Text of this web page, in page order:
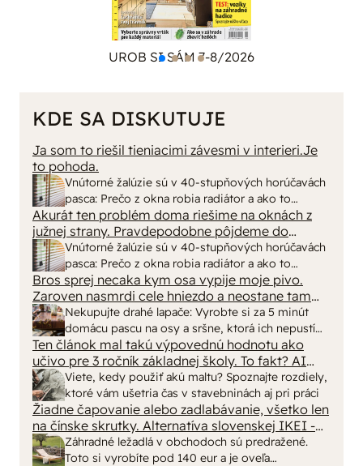
UROB SI SÁM 7-8/2026
Vnútorné žalúzie sú v 40-stupňových horúčavách
pasca: Prečo z okna robia radiátor a ako to
vyriešiť za pár eur?
to pohoda.
Vnútorné žalúzie sú v 40-stupňových horúčavách
pasca: Prečo z okna robia radiátor a ako to
vyriešiť za pár eur?
Akurát ten problém doma riešime na oknách z
južnej strany. Pravdepodobne pôjdeme do
vonkajšieho tienenia na spôsob markízy
250x150cm. Čínsky predajcovia idú okolo 100
eur kus.
Nekupujte drahé lapače: Vyrobte si za 5 minút
domácu pascu na osy a sršne, ktorá ich nepustí
von
Bros sprej necaka kym osa vypije moje pivo.
Zaroven nasmrdi cele hniezdo a neostane tam
nic zive. Vasa pasca naucinke moc efektivne.
Skor pritiahne slimaky
Viete, kedy použiť akú maltu? Spoznajte rozdiely,
ktoré vám ušetria čas v stavebninách aj pri práci
Ten článok mal takú výpovednú hodnotu ako
učivo pre 3 ročník základnej školy. To fakt? AI
alebo nejaka kniha z VŠ? Dnešné rychlotvrdnuce
malty - pevnosť 40 Mpa a doba schnutia tak 15
minut , k tomu vodotesné s kryštálikou. A rozdiel
- schnutie a zretie. Nič?
Záhradné ležadlá v obchodoch sú predražené.
Toto si vyrobíte pod 140 eur a je oveľa
pohodlnejšie!
Žiadne čapovanie alebo zadlabávanie, všetko len
na čínske skrutky. Alternatíva slovenskej IKEI -
čo sa týka pevnosti. Autor si nedal veľa námahy s
remeselným spracovaním, škoda. No lepšie než
ten odpad z DTD predávaný v Kauflande alebo